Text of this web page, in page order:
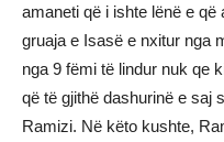
amaneti që i ishte lënë e
gruaja e Isasë e nxitur nga
nga 9 fëmi të lindur nuk qe
që të gjithë dashurinë e saj
Ramizi. Në këto kushte,